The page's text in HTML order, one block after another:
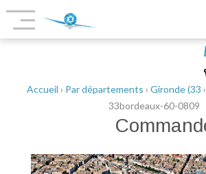
Accueil › Par départements › Gironde (33 ›
33bordeaux-60-0809